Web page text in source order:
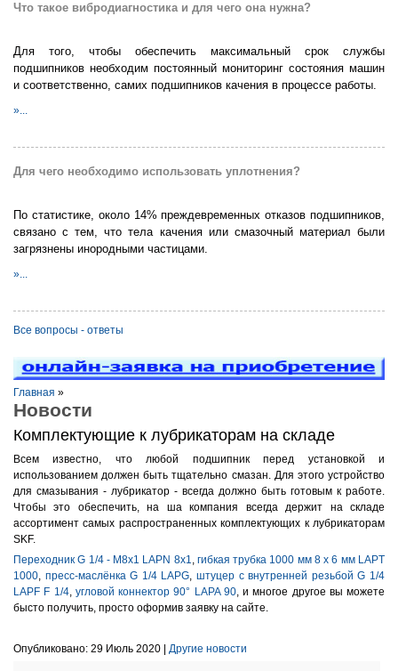
Что такое вибродиагностика и для чего она нужна?
Для того, чтобы обеспечить максимальный срок службы
подшипников необходим постоянный мониторинг состояния машин
и соответственно, самих подшипников качения в процессе работы.
»...
Для чего необходимо использовать уплотнения?
По статистике, около 14% преждевременных отказов подшипников,
связано с тем, что тела качения или смазочный материал были
загрязнены инородными частицами.
»...
Все вопросы - ответы
Главная »
Новости
Комплектующие к лубрикаторам на складе
Всем известно, что любой подшипник перед установкой и
использованием должен быть тщательно смазан. Для этого устройство
для смазывания - лубрикатор - всегда должно быть готовым к работе.
Чтобы это обеспечить, на ша компания всегда держит на складе
ассортимент самых распространенных комплектующих к лубрикаторам
SKF.
Переходник G 1/4 - M8x1 LAPN 8x1, гибкая трубка 1000 мм 8 x 6 мм LAPT
1000, пресс-маслёнка G 1/4 LAPG,штуцер с внутренней резьбой G 1/4
LAPF F 1/4, угловой коннектор 90° LAPA 90, и многое другое вы можете
бысто получить, просто оформив заявку на сайте.
Опубликовано: 29 Июль 2020 | Другие новости